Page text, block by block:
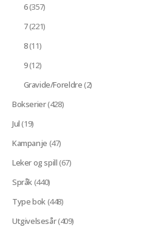
6(357)
7(221)
8(11)
9(12)
Gravide/Foreldre(2)
Bokserier(428)
Jul(19)
Kampanje (47)
Leker og spill(67)
Språk(440)
Type bok(448)
Utgivelsesår(409)